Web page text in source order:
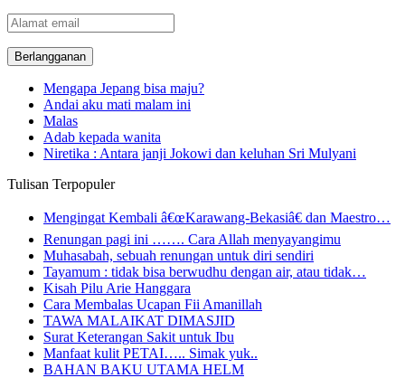
Alamat
email
Mengapa Jepang bisa maju?
Andai aku mati malam ini
Malas
Adab kepada wanita
Niretika : Antara janji Jokowi dan keluhan Sri Mulyani
Tulisan Terpopuler
Mengingat Kembali â€œKarawang-Bekasiâ€ dan Maestro…
Renungan pagi ini ……. Cara Allah menyayangimu
Muhasabah, sebuah renungan untuk diri sendiri
Tayamum : tidak bisa berwudhu dengan air, atau tidak…
Kisah Pilu Arie Hanggara
Cara Membalas Ucapan Fii Amanillah
TAWA MALAIKAT DIMASJID
Surat Keterangan Sakit untuk Ibu
Manfaat kulit PETAI….. Simak yuk..
BAHAN BAKU UTAMA HELM